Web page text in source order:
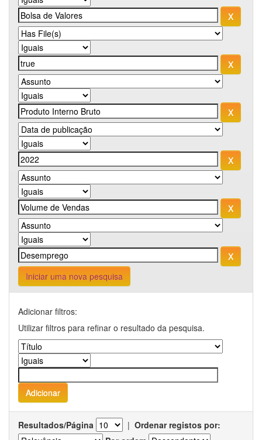
Iniciar uma nova pesquisa
Adicionar filtros:
Utilizar filtros para refinar o resultado da pesquisa.
Resultados/Página | Ordenar registos por: